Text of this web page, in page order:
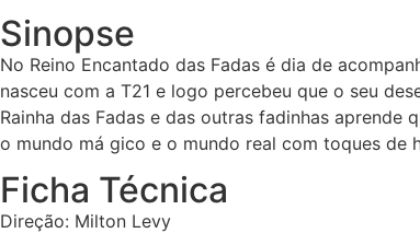
Sinopse
No Reino Encantado das Fadas é dia de
nasceu com a T21 e logo percebeu que o seu
Rainha das Fadas e das outras fadinhas
o mundo má gico e o mundo real com toques de
Ficha Técnica
Direção: Milton Levy